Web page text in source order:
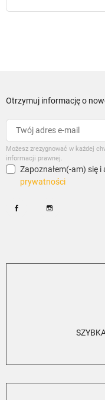
Otrzymuj informację o
Możesz zrezygnować w każdej
informacji prawnej.
Zapoznałem(-am) się i
prywatności